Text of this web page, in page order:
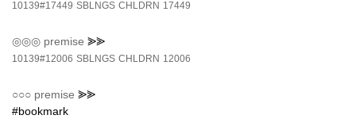
10139#17449 SBLNGS CHLDRN 17449
◎◎◎ premise ⪢⪢
10139#12006 SBLNGS CHLDRN 12006
○○○ premise ⪢⪢
#bookmark